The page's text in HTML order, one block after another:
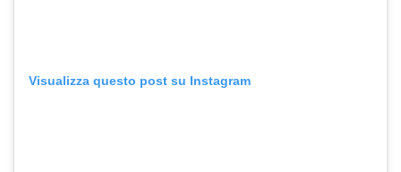
Visualizza questo post su Instagram